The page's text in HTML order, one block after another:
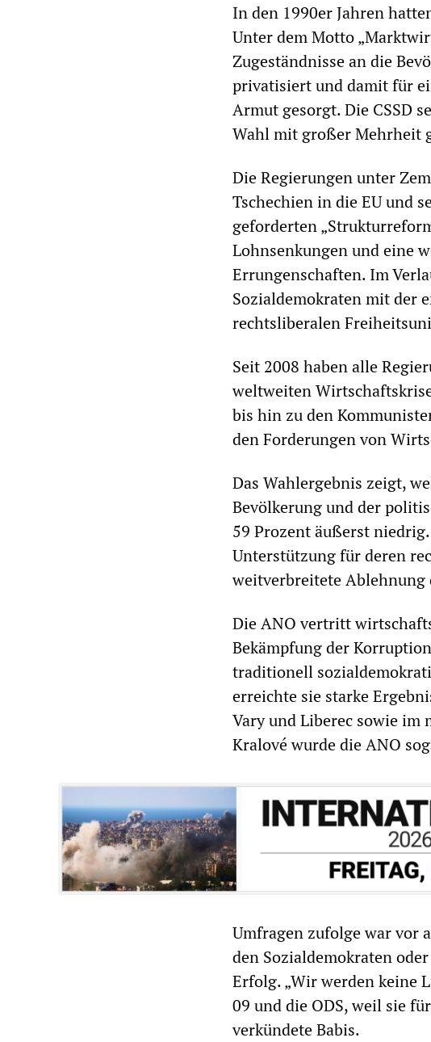
In den 1990er Jahren
Unter dem Motto
Zugeständnisse an die
privatisiert und damit für
Armut gesorgt. Die CSSD
Wahl mit großer Mehrheit
Die Regierungen unter
Tschechien in die EU und
geforderten
Lohnsenkungen und eine
Errungenschaften. Im
Sozialdemokraten mit der
rechtsliberalen
Seit 2008 haben alle
weltweiten
bis hin zu den
den Forderungen von
Das Wahlergebnis zeigt,
Bevölkerung und der
59 Prozent äußerst
Unterstützung für deren
weitverbreitete Ablehnung
Die ANO vertritt
Bekämpfung der
traditionell
erreichte sie starke
Vary und Liberec sowie
Kralové wurde die ANO
Umfragen zufolge war vor
den Sozialdemokraten
Erfolg. „Wir werden keine
09 und die ODS, weil sie
verkündete Babis.